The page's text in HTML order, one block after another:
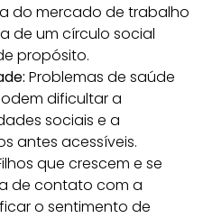
do mercado de trabalho
de um círculo social
propósito.
Problemas de saúde
dificultar a
sociais e a
antes acessíveis.
que crescem e se
de contato com a
o sentimento de